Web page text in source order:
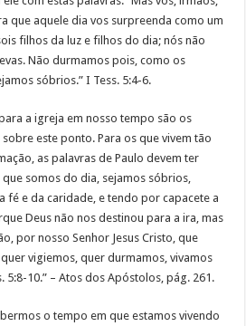
que aquele dia vos surpreenda como um
filhos da luz e filhos do dia; nós não
Não durmamos pois, como os
sóbrios.” I Tess. 5:4-6.
a igreja em nosso tempo são os
este ponto. Para os que vivem tão
as palavras de Paulo devem ter
somos do dia, sejamos sóbrios,
fé e da caridade, e tendo por capacete a
Deus não nos destinou para a ira, mas
por nosso Senhor Jesus Cristo, que
vigiemos, quer durmamos, vivamos
5:8-10.” – Atos dos Apóstolos, pág. 261.
o tempo em que estamos vivendo